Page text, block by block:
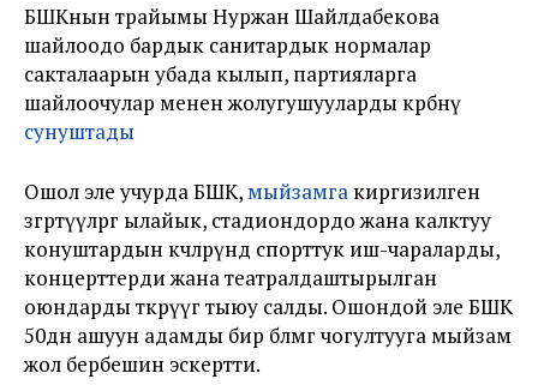
БШКнын төрайымы Нуржан Шайлдабекова
шайлоодо бардык санитардык нормалар
сакталаарын убада кылып, партияларга
шайлоочулар менен жолугушууларды өкөрбөөнү
сунуштады
Ошол эле учурда БШК, мыйзамга киргизилген
өзгөртүүлөргө ылайык, стадиондордо жана калктуу
конуштардын көчөлөрүндө спорттук иш-чараларды,
концерттерди жана театралдаштырылган
оюндарды өткөрүүгө тыюу салды. Ошондой эле БШК
50дөн ашуун адамды бир бөлмөгө чогултууга мыйзам
жол бербешин эскертти.